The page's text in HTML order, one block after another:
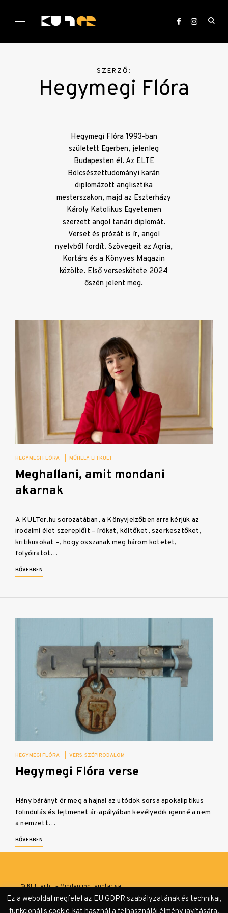
KULTer.hu
SZERZŐ:
Hegymegi Flóra
Hegymegi Flóra 1993-ban
született Egerben, jelenleg
Budapesten él. Az ELTE
Bölcsészettudományi karán
diplomázott anglisztika
mesterszakon, majd az Eszterházy
Károly Katolikus Egyetemen
szerzett angol tanári diplomát.
Verset és prózát is ír, angol
nyelvből fordít. Szövegeit az Agria,
Kortárs és a Könyves Magazin
közölte. Első verseskötete 2024
őszén jelent meg.
HEGYMEGI FLÓRA MŰHELY LITKULT
Meghallani, amit mondani
akarnak
A KULTer.hu sorozatában, a Könyvjelzőben arra kérjük az
irodalmi élet szereplőit – írókat, költőket, szerkesztőket,
kritikusokat –, hogy osszanak meg három kötetet,
folyóiratot…
BŐVEBBEN
HEGYMEGI FLÓRA VERS SZÉPIRODALOM
Hegymegi Flóra verse
Hány bárányt ér meg a hajnal az utódok sorsa apokaliptikus
fölindulás és lejtmenet ár-apályában kevélyedik igenné a nem
a nemzett…
BŐVEBBEN
© KULTer.hu – Minden jog fenntartva
Ez a weboldal megfelel az EU GDPR szabályzatának és technikai,